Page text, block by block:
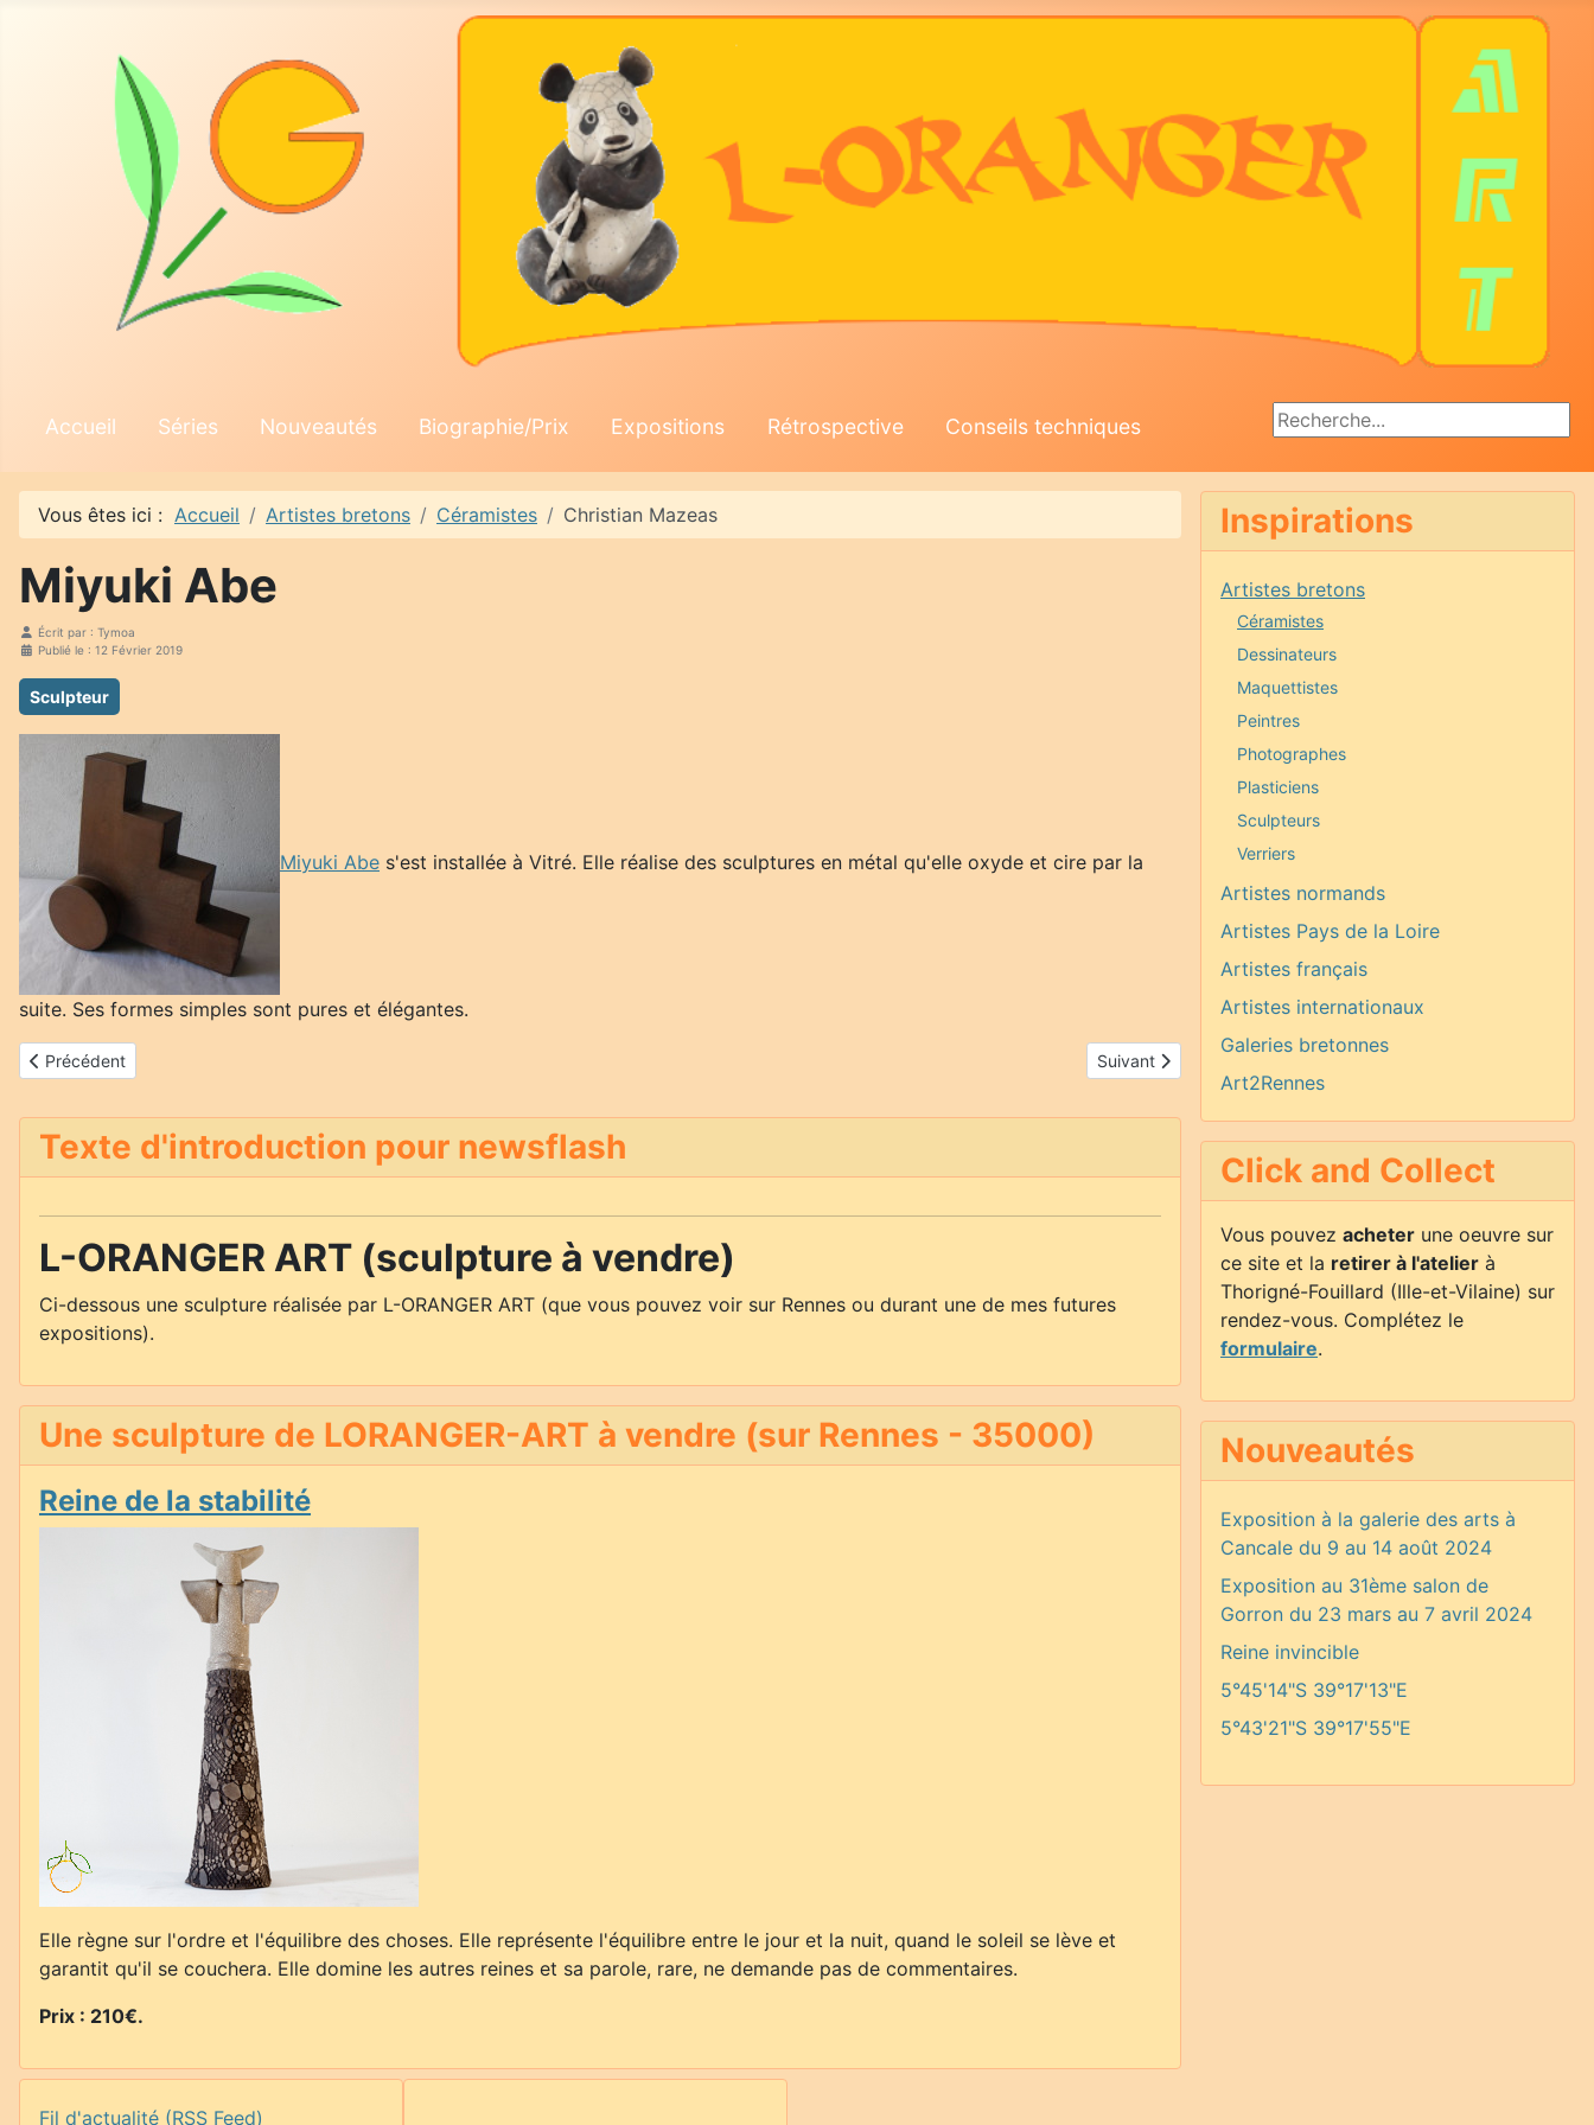
Accueil Séries Nouveautés Biographie/Prix Expositions Rétrospective Conseils techniques Rechercher
Vous êtes ici : Accueil Artistes bretons Céramistes Christian Mazeas
Miyuki Abe
Écrit par : Tymoa
Publié le : 12 Février 2019
Sculpteur
Miyuki Abe s'est installée à Vitré. Elle réalise des sculptures en métal qu'elle oxyde et cire par la
suite. Ses formes simples sont pures et élégantes.
Article précédent : Fabinonzoli
Précédent Article suivant : Fabienne Nogris
Suivant
Texte d'introduction pour newsflash
L-ORANGER ART (sculpture à vendre)
Ci-dessous une sculpture réalisée par L-ORANGER ART (que vous pouvez voir sur Rennes ou durant une de mes futures
expositions).
Une sculpture de LORANGER-ART à vendre (sur Rennes - 35000)
Reine de la stabilité
Elle règne sur l'ordre et l'équilibre des choses. Elle représente l'équilibre entre le jour et la nuit, quand le soleil se lève et
garantit qu'il se couchera. Elle domine les autres reines et sa parole, rare, ne demande pas de commentaires.
Prix : 210€.
Inspirations
Artistes bretons
Céramistes
Dessinateurs
Maquettistes
Peintres
Photographes
Plasticiens
Sculpteurs
Verriers
Artistes normands
Artistes Pays de la Loire
Artistes français
Artistes internationaux
Galeries bretonnes
Art2Rennes
Click and Collect
Vous pouvez acheter une oeuvre sur
ce site et la retirer à l'atelier à
Thorigné-Fouillard (Ille-et-Vilaine) sur
rendez-vous. Complétez le
formulaire.
Nouveautés
Exposition à la galerie des arts à
Cancale du 9 au 14 août 2024
Exposition au 31ème salon de
Gorron du 23 mars au 7 avril 2024
Reine invincible
5°45'14"S 39°17'13"E
5°43'21"S 39°17'55"E
Fil d'actualité (RSS Feed)